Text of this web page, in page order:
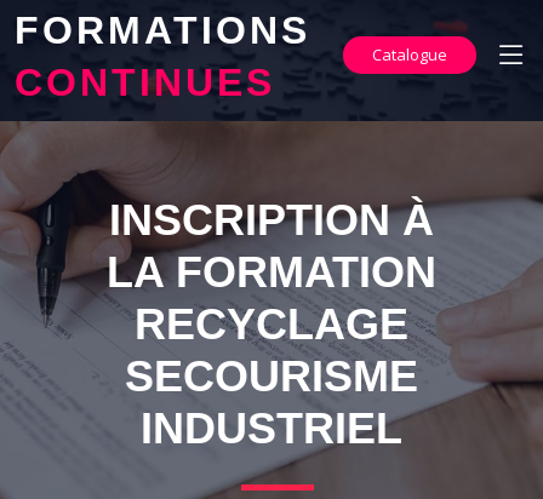
FORMATIONS
CONTINUES
Catalogue
INSCRIPTION À
LA FORMATION
RECYCLAGE
SECOURISME
INDUSTRIEL